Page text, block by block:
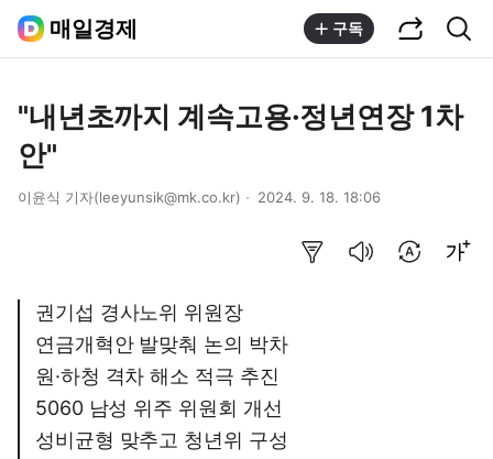
매일경제 구독
"내년초까지 계속고용·정년연장 1차
안"
이윤식 기자(leeyunsik@mk.co.kr) 2024. 9. 18. 18:06
권기섭 경사노위 위원장
연금개혁안 발맞춰 논의 박차
원·하청 격차 해소 적극 추진
5060 남성 위주 위원회 개선
성비균형 맞추고 청년위 구성